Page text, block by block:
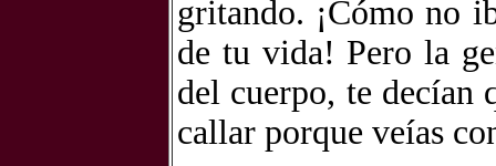
gritando. ¡Cómo no
de tu vida! Pero la
del cuerpo, te decían
callar porque veías